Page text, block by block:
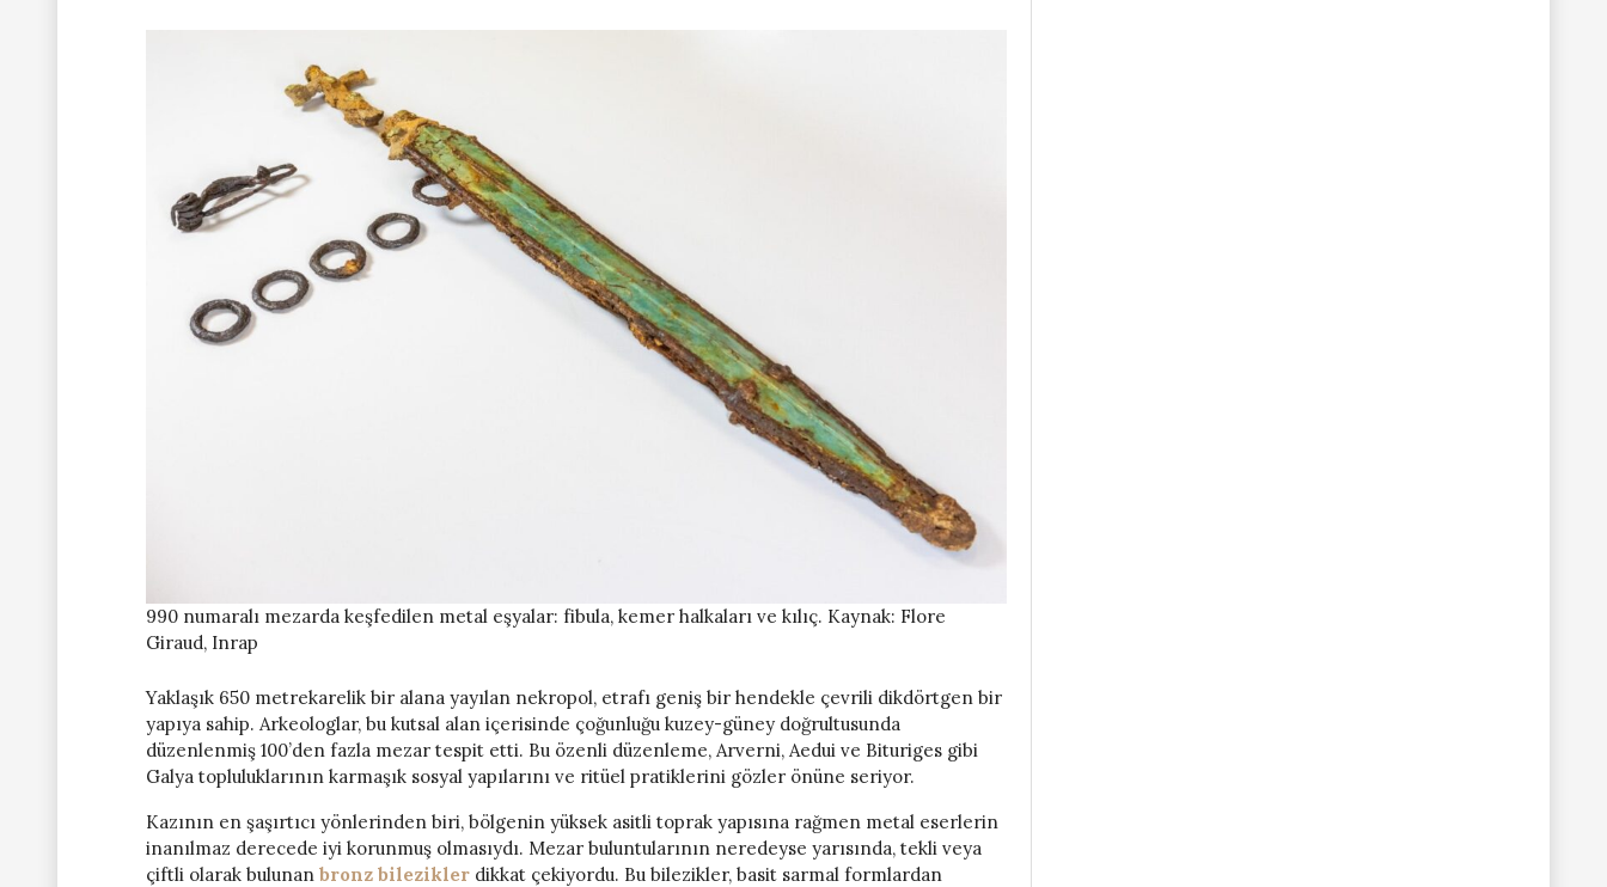
990 numaralı mezarda keşfedilen metal eşyalar: fibula, kemer halkaları ve kılıç. Kaynak: Flore
Giraud, Inrap
Yaklaşık 650 metrekarelik bir alana yayılan nekropol, etrafı geniş bir hendekle çevrili dikdörtgen bir
yapıya sahip. Arkeologlar, bu kutsal alan içerisinde çoğunluğu kuzey-güney doğrultusunda
düzenlenmiş 100’den fazla mezar tespit etti. Bu özenli düzenleme, Arverni, Aedui ve Bituriges gibi
Galya topluluklarının karmaşık sosyal yapılarını ve ritüel pratiklerini gözler önüne seriyor.
Kazının en şaşırtıcı yönlerinden biri, bölgenin yüksek asitli toprak yapısına rağmen metal eserlerin
inanılmaz derecede iyi korunmuş olmasıydı. Mezar buluntularının neredeyse yarısında, tekli veya
çiftli olarak bulunan bronz bilezikler dikkat çekiyordu. Bu bilezikler, basit sarmal formlardan